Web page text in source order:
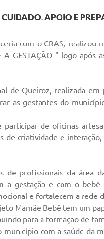
APOIO E
com o CRAS,
A GESTAÇÃO " logo
de Queiroz, realizada
as gestantes do
de oficinas
criatividade e
de profissionais da área
a gestação e com o
e fortalecem a rede
Mamãe Bebê tem um
para a formação de
com a saúde da